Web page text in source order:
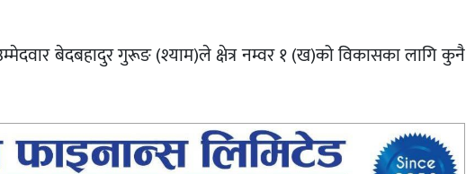
बेदबहादुर गुरूङ (श्याम)ले क्षेत्र नम्वर १ (ख)को विकासका लागि कुनै